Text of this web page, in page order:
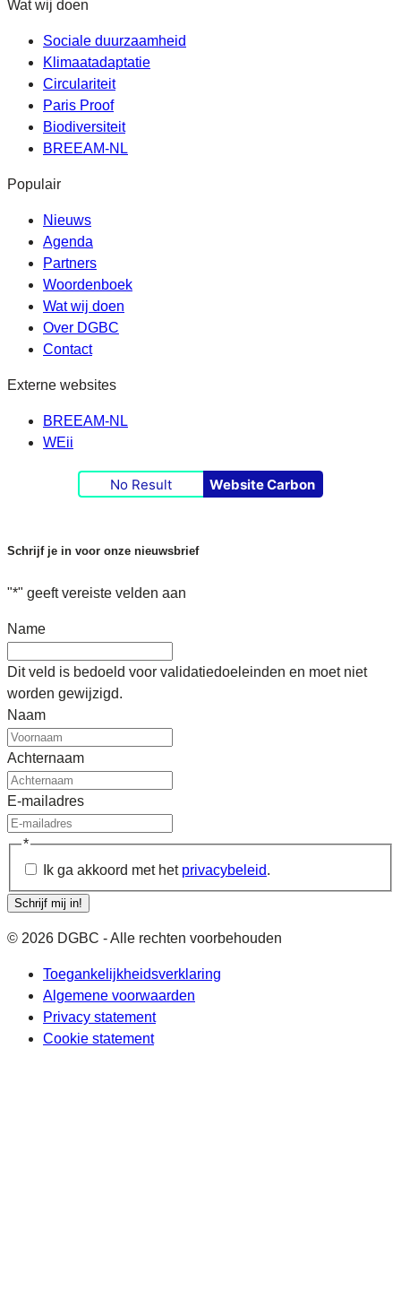
Wat wij doen
Sociale duurzaamheid
Klimaatadaptatie
Circulariteit
Paris Proof
Biodiversiteit
BREEAM-NL
Populair
Nieuws
Agenda
Partners
Woordenboek
Wat wij doen
Over DGBC
Contact
Externe websites
BREEAM-NL
WEii
No Result Website Carbon
Schrijf je in voor onze nieuwsbrief
"*" geeft vereiste velden aan
Name
Dit veld is bedoeld voor validatiedoeleinden en moet niet
worden gewijzigd.
Naam
Achternaam
E-mailadres
*
Ik ga akkoord met het privacybeleid.
Schrijf mij in!
© 2026 DGBC - Alle rechten voorbehouden
Toegankelijkheidsverklaring
Algemene voorwaarden
Privacy statement
Cookie statement